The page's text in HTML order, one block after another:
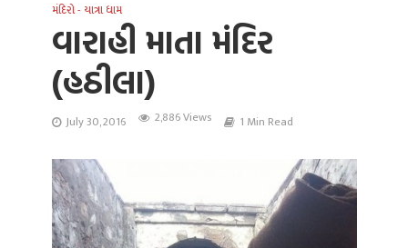
મંદિરો - યાત્રા ધામ
વારાહી માતા મંદિર
(હઠીલા)
July 30, 2016 2,886 Views 1 Min Read